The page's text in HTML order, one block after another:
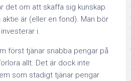
det om att skaffa sig kunskap.
är (eller en fond). Man bör
i.
först tjänar snabba pengar på
allt. Det är dock inte
som stadigt tjänar pengar